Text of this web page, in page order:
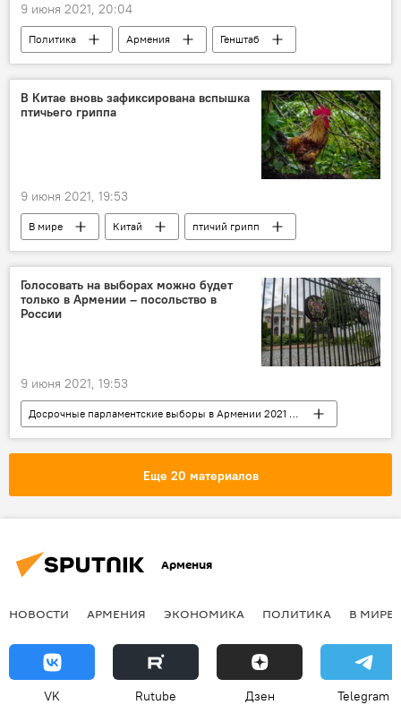
9 июня 2021, 20:04
Политика Армения Генштаб
В Китае вновь зафиксирована вспышка
птичьего гриппа
9 июня 2021, 19:53
В мире Китай
птичий грипп
эпидемия
Голосовать на выборах можно будет
только в Армении – посольство в
России
9 июня 2021, 19:53
Досрочные парламентские выборы в Армении 2021 - вся актуальная информация
Политика
Армения
сообщение
Еще 20 материалов
Армения
НОВОСТИ АРМЕНИЯ ЭКОНОМИКА ПОЛИТИКА В МИРЕ
VK Rutube Дзен Telegram